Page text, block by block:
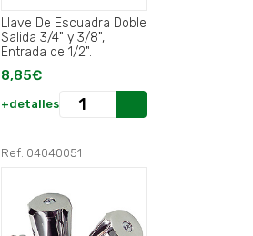
Llave De Escuadra Doble
Salida 3/4" y 3/8",
Entrada de 1/2".
8,85€
+detalles
Ref: 04040051